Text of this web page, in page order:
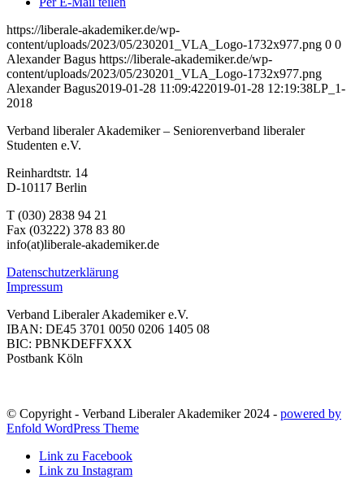
https://liberale-akademiker.de/wp-
content/uploads/2023/05/230201_VLA_Logo-1732x977.png 0 0
Alexander Bagus https://liberale-akademiker.de/wp-
content/uploads/2023/05/230201_VLA_Logo-1732x977.png
Alexander Bagus2019-01-28 11:09:422019-01-28 12:19:38LP_1-
2018
Verband liberaler Akademiker – Seniorenverband liberaler
Studenten e.V.
Reinhardtstr. 14
D-10117 Berlin
T (030) 2838 94 21
Fax (03222) 378 83 80
info(at)liberale-akademiker.de
Datenschutzerklärung
Impressum
Verband Liberaler Akademiker e.V.
IBAN: DE45 3701 0050 0206 1405 08
BIC: PBNKDEFFXXX
Postbank Köln
© Copyright - Verband Liberaler Akademiker 2024 - powered by
Enfold WordPress Theme
Link zu Facebook
Link zu Instagram